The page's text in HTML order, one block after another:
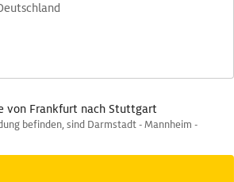
von Frankfurt nach Stuttgart
befinden, sind Darmstadt - Mannheim -